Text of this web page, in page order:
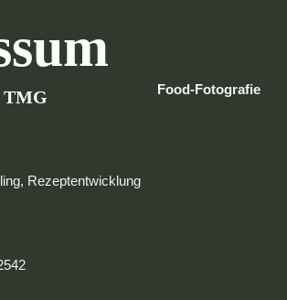
Food-Fotografie
TMG
Rezeptentwicklung